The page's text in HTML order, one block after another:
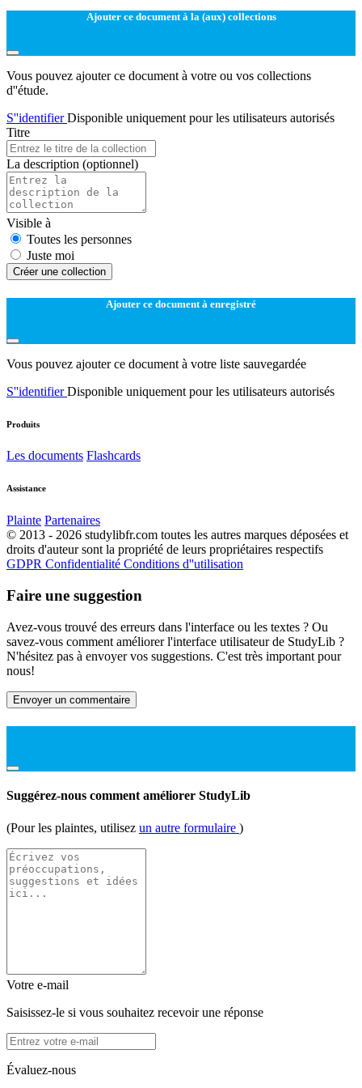
Ajouter ce document à la (aux) collections
Vous pouvez ajouter ce document à votre ou vos collections
d''étude.
S''identifierDisponible uniquement pour les utilisateurs autorisés
Titre
La description (optionnel)
Visible à
Toutes les personnes
Juste moi
Créer une collection
Ajouter ce document à enregistré
Vous pouvez ajouter ce document à votre liste sauvegardée
S''identifierDisponible uniquement pour les utilisateurs autorisés
Produits
Les documents Flashcards
Assistance
Plainte Partenaires
© 2013 - 2026 studylibfr.com toutes les autres marques déposées et
droits d'auteur sont la propriété de leurs propriétaires respectifs
GDPR Confidentialité Conditions d''utilisation
Faire une suggestion
Avez-vous trouvé des erreurs dans l'interface ou les textes ? Ou
savez-vous comment améliorer l'interface utilisateur de StudyLib ?
N'hésitez pas à envoyer vos suggestions. C'est très important pour
nous!
Envoyer un commentaire
Suggérez-nous comment améliorer StudyLib
(Pour les plaintes, utilisez un autre formulaire )
Votre e-mail
Saisissez-le si vous souhaitez recevoir une réponse
Évaluez-nous